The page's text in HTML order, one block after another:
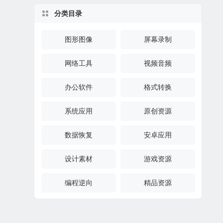
分类目录
图形图像 屏幕录制
网络工具 视频音频
办公软件 格式转换
系统应用 原创资源
数据恢复 安卓应用
设计素材 游戏资源
编程逆向 精品资源